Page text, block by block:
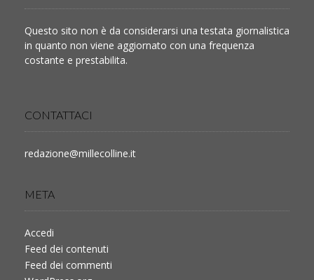
Questo sito non è da considerarsi una testata giornalistica
in quanto non viene aggiornato con una frequenza
costante e prestabilita.
CONTATTACI
redazione@millecolline.it
META
Accedi
Feed dei contenuti
Feed dei commenti